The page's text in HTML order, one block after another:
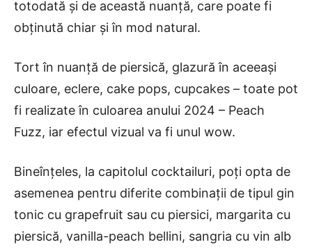
totodată și de această nuanță, care poate fi
obținută chiar și în mod natural.
Tort în nuanță de piersică, glazură în aceeași
culoare, eclere, cake pops, cupcakes – toate pot
fi realizate în culoarea anului 2024 – Peach
Fuzz, iar efectul vizual va fi unul wow.
Bineînțeles, la capitolul cocktailuri, poți opta de
asemenea pentru diferite combinații de tipul gin
tonic cu grapefruit sau cu piersici, margarita cu
piersică, vanilla-peach bellini, sangria cu vin alb